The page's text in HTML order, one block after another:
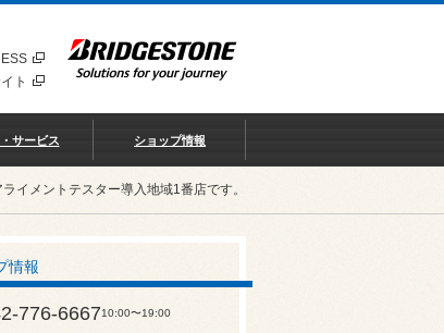
ト
サービス ショップ情報
イメントテスター導入地域1番店です。
情報
776-666710:00〜19:00